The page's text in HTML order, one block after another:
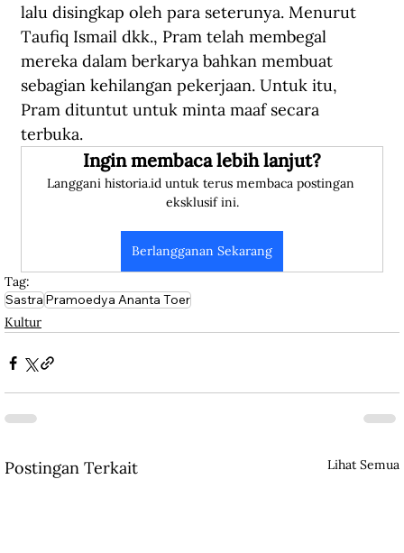
lalu disingkap oleh para seterunya. Menurut
Taufiq Ismail dkk., Pram telah membegal
mereka dalam berkarya bahkan membuat
sebagian kehilangan pekerjaan. Untuk itu,
Pram dituntut untuk minta maaf secara
terbuka.
Ingin membaca lebih lanjut?
Langgani historia.id untuk terus membaca postingan
eksklusif ini.
Berlangganan Sekarang
Tag:
SastraPramoedya Ananta Toer
Kultur
Postingan Terkait Lihat Semua